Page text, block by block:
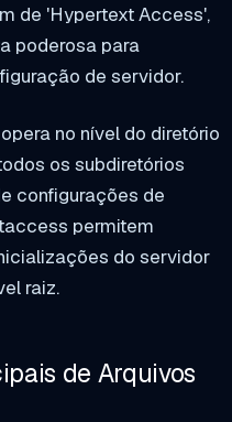
de 'Hypertext Access',
poderosa para
de servidor.
no nível do diretório
os subdiretórios
configurações de
permitem
do servidor
raiz.
de Arquivos